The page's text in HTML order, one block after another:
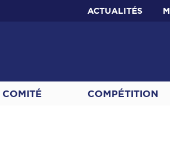
ACTUALITÉS
COMITÉ COMPÉTITION